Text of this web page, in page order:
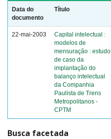
Data do
documento
Título
22-mai-2003
Capital intelectual :
modelos de
mensuração : estudo
de caso da
implantação do
balanço intelectual
da Companhia
Paulista de Trens
Metropolitanos -
CPTM
Busca facetada